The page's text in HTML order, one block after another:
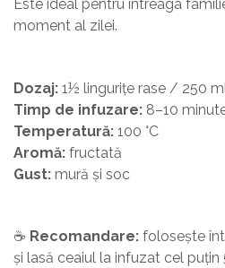
Este ideal pentru întreaga
moment al zilei.
Dozaj: 1½ lingurițe rase / 250
Timp de infuzare: 8–10
Temperatură: 100 °C
Aromă: fructată
Gust: mură și soc
☕ Recomandare: folosește
și lasă ceaiul la infuzat cel puțin